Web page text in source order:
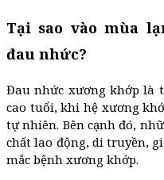
Tại sao vào mùa
đau nhức?
Đau nhức xương khớp là
cao tuổi, khi hệ xương
tự nhiên. Bên cạnh đó,
chất lao động, di truyền,
mắc bệnh xương khớp.